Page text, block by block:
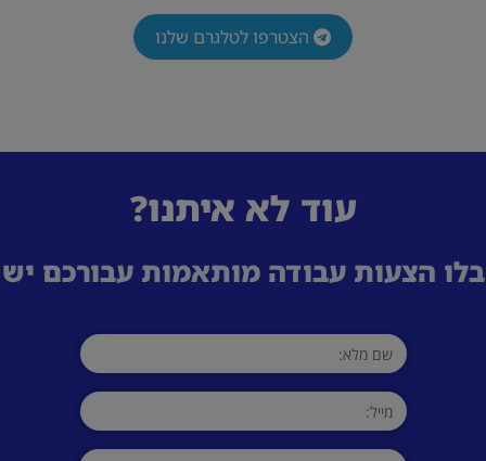
הצטרפו לטלגרם שלנו
עוד לא איתנו?
הצעות עבודה מותאמות עבורכם